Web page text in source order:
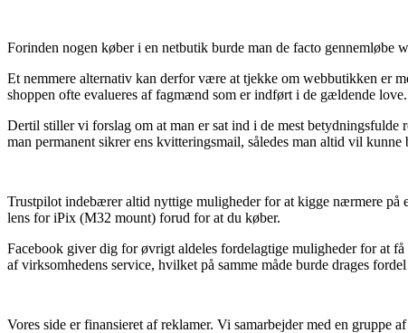
Forinden nogen køber i en netbutik burde man de facto gennemløbe
Et nemmere alternativ kan derfor være at tjekke om webbutikken er
shoppen ofte evalueres af fagmænd som er indført i de gældende
Dertil stiller vi forslag om at man er sat ind i de mest
man permanent sikrer ens kvitteringsmail, således man altid vil
Trustpilot indebærer altid nyttige muligheder for at kigge nærmere på
lens for iPix (M32 mount) forud for at du køber.
Facebook giver dig for øvrigt aldeles fordelagtige muligheder for at
af virksomhedens service, hvilket på samme måde burde drages
Vores side er finansieret af reklamer. Vi samarbejder med en gruppe